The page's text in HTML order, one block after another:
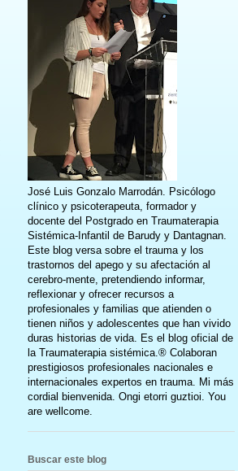
José Luis Gonzalo Marrodán. Psicólogo
clínico y psicoterapeuta, formador y
docente del Postgrado en Traumaterapia
Sistémica-Infantil de Barudy y Dantagnan.
Este blog versa sobre el trauma y los
trastornos del apego y su afectación al
cerebro-mente, pretendiendo informar,
reflexionar y ofrecer recursos a
profesionales y familias que atienden o
tienen niños y adolescentes que han vivido
duras historias de vida. Es el blog oficial de
la Traumaterapia sistémica.® Colaboran
prestigiosos profesionales nacionales e
internacionales expertos en trauma. Mi más
cordial bienvenida. Ongi etorri guztioi. You
are wellcome.
Buscar este blog